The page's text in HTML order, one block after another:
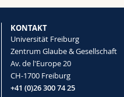
KONTAKT
Universität Freiburg
Zentrum Glaube & Gesellschaft
Av. de l'Europe 20
CH-1700 Freiburg
+41 (0)26 300 74 25